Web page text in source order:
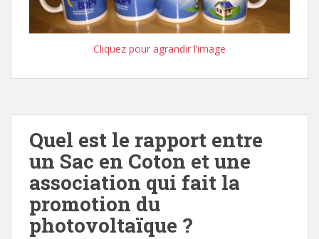
Cliquez pour agrandir l’image
Quel est le rapport entre
un Sac en Coton et une
association qui fait la
promotion du
photovoltaïque ?